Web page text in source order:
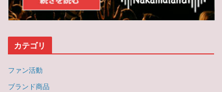
カテゴリ
ファン活動
ブランド商品